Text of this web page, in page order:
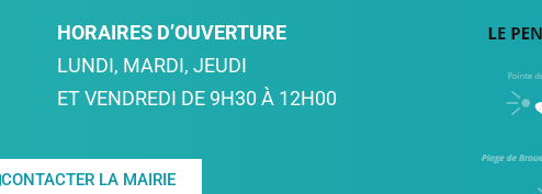
HORAIRES D’OUVERTURE
LUNDI, MARDI, JEUDI
ET VENDREDI DE 9H30 À 12H00
CONTACTER LA MAIRIE